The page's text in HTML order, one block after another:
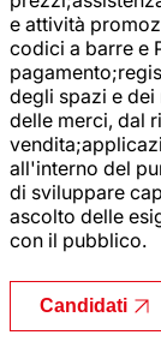
e attività
codici a barre e
degli spazi e
delle merci, dal
all'interno del
di sviluppare
ascolto delle
con il pubblico.
Candidati